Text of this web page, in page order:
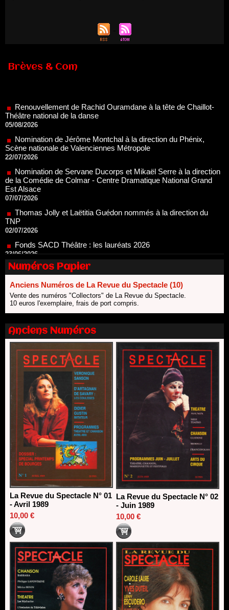
Brèves & Com
Nomination de Jérôme Montchal à la direction du Phénix,
Scène nationale de Valenciennes Métropole
Nomination de Servane Ducorps et Mikaël Serre à la direction
de la Comédie de Colmar - Centre Dramatique National Grand
07/07/2026
Thomas Jolly et Laëtitia Guédon nommés à la direction du
TNP
Fonds SACD Théâtre : les lauréats 2026
23/06/2026
Dispositif ARTCENA Écrire pour le cirque, les lauréats 2026 !
20/06/2026
Le palmarès des prix SACD 2026
Les 10 lauréats du Fonds Grandes Formes Théâtre 2026
SACD
Nomination de Nathalie Garraud et Olivier Saccomano à la
direction du Théâtre de Gennevilliers - CDN
13/06/2026
Dispositif SACD Auteurs d'espaces : les lauréats 2026
18/03/2026
Numéros Papier
Anciens Numéros de La Revue du Spectacle (10)
Vente des numéros "Collectors" de La Revue du Spectacle.
10 euros l'exemplaire, frais de port compris.
Anciens Numéros
La Revue du Spectacle N° 01
- Avril 1989
10,00 €
La Revue du Spectacle N° 02
- Juin 1989
10,00 €